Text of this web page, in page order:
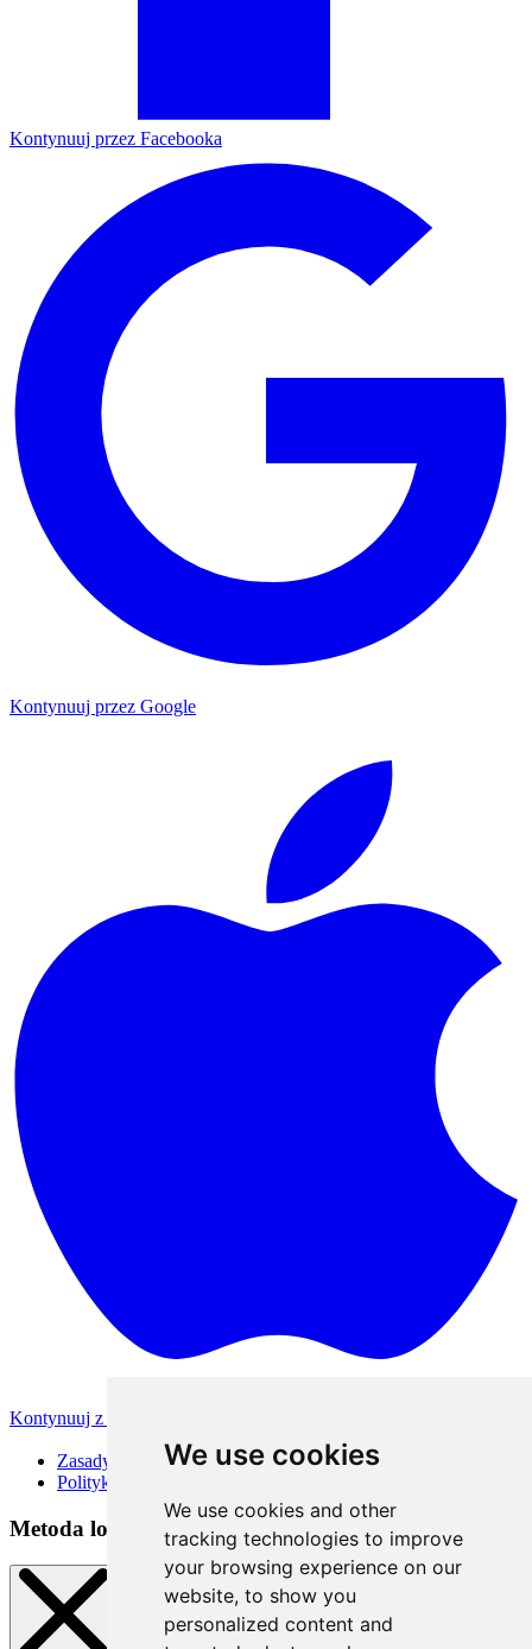
We use cookies
We use cookies and other
tracking technologies to improve
your browsing experience on our
website, to show you
personalized content and
Kontynuuj przez Facebooka
Kontynuuj przez Google
Kontynuuj z Apple
Zasady korzystania
Polityka Prywatności
Metoda logowania